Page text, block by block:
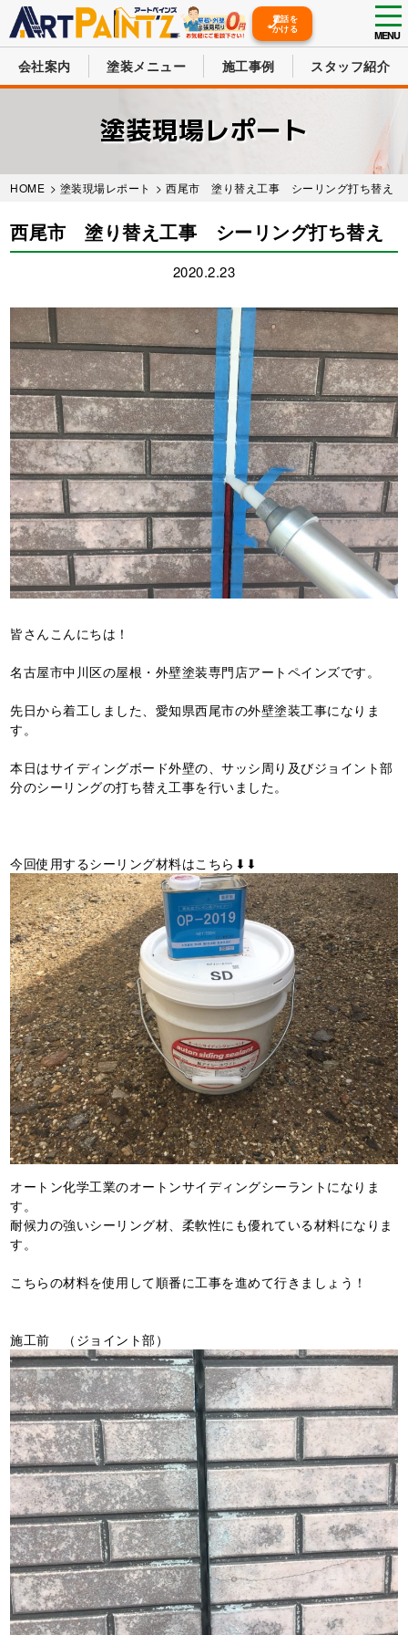
MENU
電話を
かける
会社案内 塗装メニュー 施工事例 スタッフ紹介
塗装現場レポート
HOME > 塗装現場レポート > 西尾市 塗り替え工事 シーリング打ち替え
西尾市 塗り替え工事 シーリング打ち替え
2020.2.23
皆さんこんにちは！
名古屋市中川区の屋根・外壁塗装専門店アートペインズです。
先日から着工しました、愛知県西尾市の外壁塗装工事になりま
す。
本日はサイディングボード外壁の、サッシ周り及びジョイント部
分のシーリングの打ち替え工事を行いました。
今回使用するシーリング材料はこちら⬇︎⬇︎
オートン化学工業のオートンサイディングシーラントになりま
す。
耐候力の強いシーリング材、柔軟性にも優れている材料になりま
す。
こちらの材料を使用して順番に工事を進めて行きましょう！
施工前 （ジョイント部）